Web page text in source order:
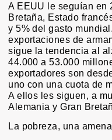
A EEUU le seguían en
Bretaña, Estado
y 5% del gasto
exportaciones de
sigue la tendencia al
44.000 a 53.000
exportadores son
uno con una cuota de
A ellos les siguen, a
Alemania y Gran
La pobreza, una